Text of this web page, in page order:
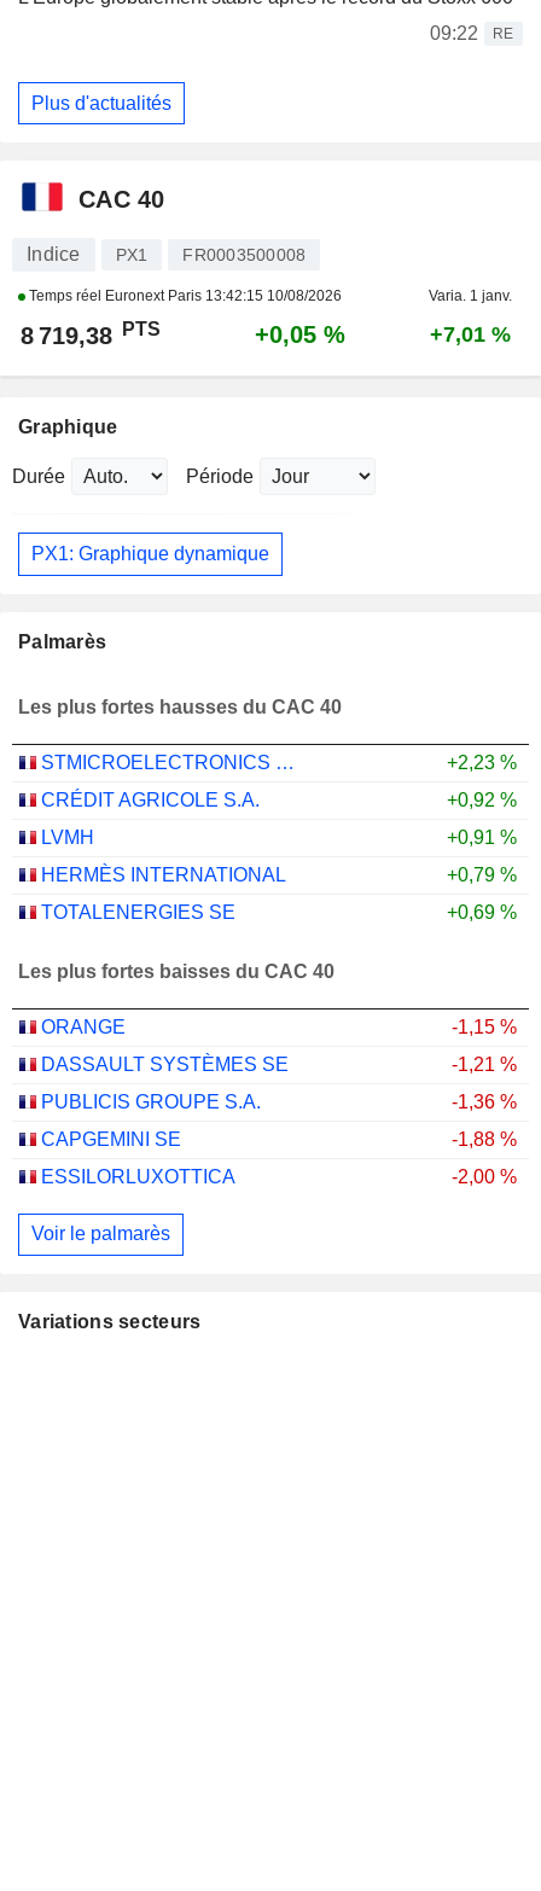
09:22
RE
Plus d'actualités
CAC 40
Indice PX1 FR0003500008
Temps réel Euronext Paris 13:42:15 10/08/2026 Varia. 1 janv.
8 719,38 PTS +0,05 % +7,01 %
Graphique
Durée Période
PX1: Graphique dynamique
Palmarès
Les plus fortes hausses du CAC 40
STMICROELECTRONICS N.V.
+2,23 %
CRÉDIT AGRICOLE S.A.
+0,92 %
LVMH
+0,91 %
HERMÈS INTERNATIONAL
+0,79 %
TOTALENERGIES SE
+0,69 %
Les plus fortes baisses du CAC 40
ORANGE
-1,15 %
DASSAULT SYSTÈMES SE
-1,21 %
PUBLICIS GROUPE S.A.
-1,36 %
CAPGEMINI SE
-1,88 %
ESSILORLUXOTTICA
-2,00 %
Voir le palmarès
Variations secteurs